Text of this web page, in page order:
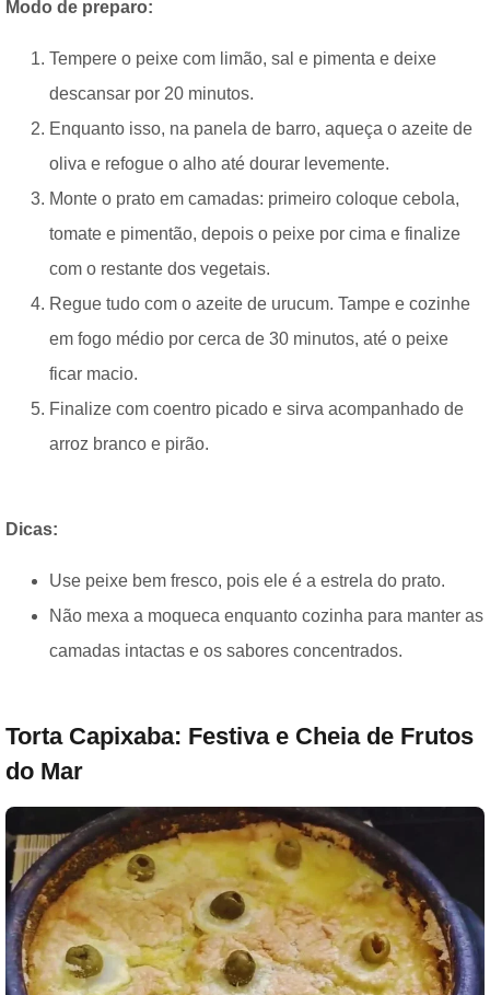
Modo de preparo:
Tempere o peixe com limão, sal e pimenta e deixe
descansar por 20 minutos.
Enquanto isso, na panela de barro, aqueça o azeite de
oliva e refogue o alho até dourar levemente.
Monte o prato em camadas: primeiro coloque cebola,
tomate e pimentão, depois o peixe por cima e finalize
com o restante dos vegetais.
Regue tudo com o azeite de urucum. Tampe e cozinhe
em fogo médio por cerca de 30 minutos, até o peixe
ficar macio.
Finalize com coentro picado e sirva acompanhado de
arroz branco e pirão.
Dicas:
Use peixe bem fresco, pois ele é a estrela do prato.
Não mexa a moqueca enquanto cozinha para manter as
camadas intactas e os sabores concentrados.
Torta Capixaba: Festiva e Cheia de Frutos
do Mar